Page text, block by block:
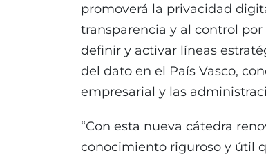
promoverá la privacidad
transparencia y al control
definir y activar líneas
del dato en el País Vasco,
empresarial y las
“Con esta nueva cátedra
conocimiento riguroso y útil